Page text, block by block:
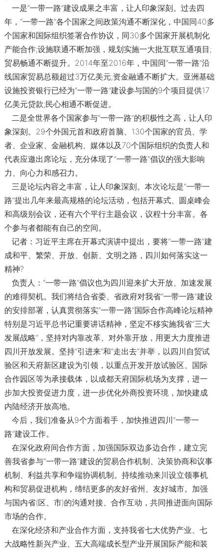
一是“一带一路”建设成果之丰富，让人印象深刻。过去四
年，“一带一路”各个国家之间政策沟通不断深化，中国同40多
个国家和国际组织签署合作协议，同30多个国家开展机制化
产能合作;设施联通不断加强，规划实施一大批互联互通项目;
贸易畅通不断提升。2014年至2016年，中国同“一带一路”沿
线国家贸易总额超过3万亿美元;资金融通不断扩大。亚洲基础
设施投资银行已经为“一带一路”建设参与国的9个项目提供17
亿美元贷款;民心相通不断促进。
二是全世界各个国家参与“一带一路”的积极性之高，让人印
象深刻。29个外国元首和政府首脑、130个国家的官员、学
者、企业家、金融机构、媒体以及70个国际组织的负责人和
代表应邀出席论坛，充分体现了“一带一路”倡议的强大影响
力、向心力和感召力。
三是论坛内容之丰富，让人印象深刻。本次论坛是“一带一
路”提出几年来最高规格的论坛活动，包括开幕式、圆桌峰会
和高级别会议，还有六个平行主题会议，议程十分丰富。各
个参与者都能有自己的空间。
记者：习近平主席在开幕式演讲中提出，要将“一带一路”建
成和平、繁荣、开放、创新、文明之路，四川如何落实这一
精神?
负责人：“一带一路”倡议也为四川迎来扩大开放、加速发展
的难得契机。我们将结合省委、省政府对我省“一带一路”建设
的安排部署，认真贯彻落实“一带一路”国际合作高峰论坛精神
特别是习近平总书记重要讲话精神，坚定不移实施我省“三大
发展战略”，坚持对内靠改革、对外靠开放，用更大力度推进
四川开放发展。坚持“引进来”和“走出去”并举，以四川自贸试
验区和天府新区建设为引领，以重点开发开放试验区、国际
合作园区等为承接载体，以成都天府国际机场为支撑，进一
步加大投资促进力度，进一步优化外商投资环境，加快建成
内陆经济开放高地。
今后，我们准备从9个方面着手，加快推进四川“一带一
路”建设工作。
在深化政府间合作方面，加强国际双边多边合作，建立完
善我省参与“一带一路”建设的贸易合作机制、决策协商和议事
机制、利益共享和争端协调机制。持续推动来川设立领事机
构和贸易促进机构，缔结更多的友好省州、友好城市。加强
与国内省(区、市)的沟通对接、合作互动，共同推进面向国际
市场的合作。
在深化经济和产业合作方面，支持我省七大优势产业、七
大战略性新兴产业、五大高端成长型产业开展国际产能和装